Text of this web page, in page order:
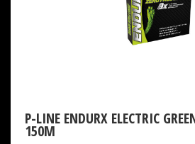
P-LINE ENDURX ELECTRIC
150M